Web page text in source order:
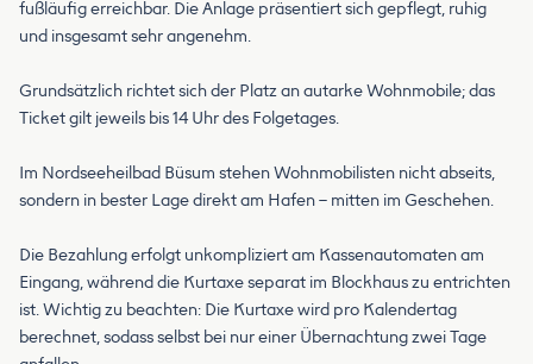
fußläufig erreichbar. Die Anlage präsentiert sich gepflegt, ruhig
und insgesamt sehr angenehm.
Grundsätzlich richtet sich der Platz an autarke Wohnmobile; das
Ticket gilt jeweils bis 14 Uhr des Folgetages.
Im Nordseeheilbad Büsum stehen Wohnmobilisten nicht abseits,
sondern in bester Lage direkt am Hafen – mitten im Geschehen.
Die Bezahlung erfolgt unkompliziert am Kassenautomaten am
Eingang, während die Kurtaxe separat im Blockhaus zu entrichten
ist. Wichtig zu beachten: Die Kurtaxe wird pro Kalendertag
berechnet, sodass selbst bei nur einer Übernachtung zwei Tage